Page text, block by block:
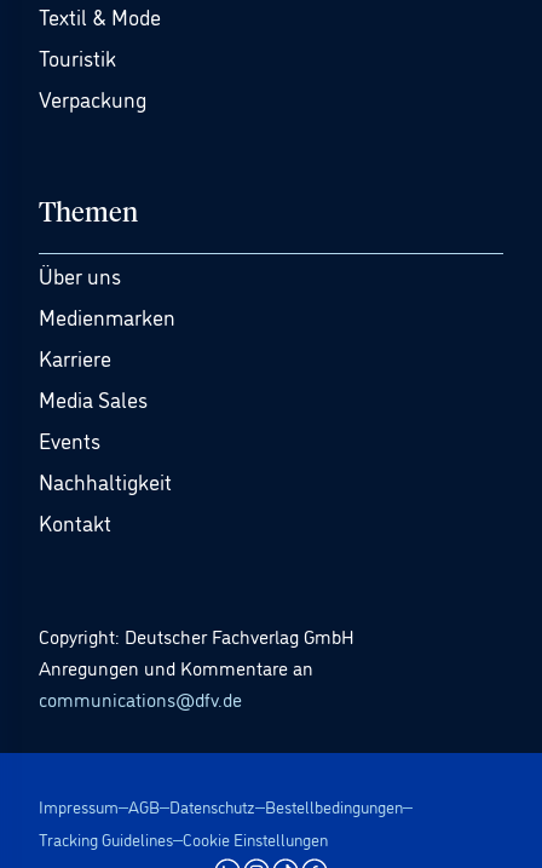
Textil & Mode
Touristik
Verpackung
Themen
Über uns
Medienmarken
Karriere
Media Sales
Events
Nachhaltigkeit
Kontakt
Copyright: Deutscher Fachverlag GmbH
Anregungen und Kommentare an
communications@dfv.de
Impressum AGB Datenschutz Bestellbedingungen
Tracking Guidelines Cookie Einstellungen